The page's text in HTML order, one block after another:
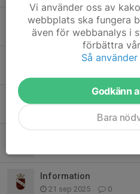
Kallelser
9 feb, 21:52 0
Inställd träning 3 feb
Vårtermin 2026
Information
21 sep 2025 0
Vi använder oss av
webbplats ska fungera
även för webbanalys i
förbättra
Så
Godkänn
Bara